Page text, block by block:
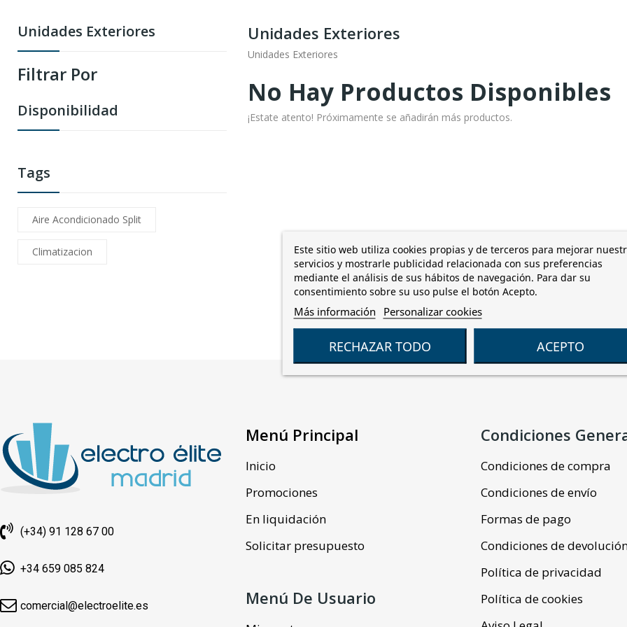
Unidades Exteriores
Filtrar Por
Disponibilidad
Tags
Aire Acondicionado Split
Climatizacion
Unidades Exteriores
Unidades Exteriores
No Hay Productos Disponibles
¡Estate atento! Próximamente se añadirán más productos.
(+34) 91 128 67 00
+34 659 085 824
comercial@electroelite.es
Menú Principal
Inicio
Promociones
En liquidación
Solicitar presupuesto
Menú De Usuario
Condiciones
Condiciones de compra
Condiciones de envío
Formas de pago
Condiciones de
Política de privacidad
Política de cookies
Este sitio web utiliza cookies propias y de terceros para mejorar
servicios y mostrarle publicidad relacionada con sus preferencias
mediante el análisis de sus hábitos de navegación. Para dar su
consentimiento sobre su uso pulse el botón Acepto.
Más información Personalizar cookies
RECHAZAR TODO ACEPTO